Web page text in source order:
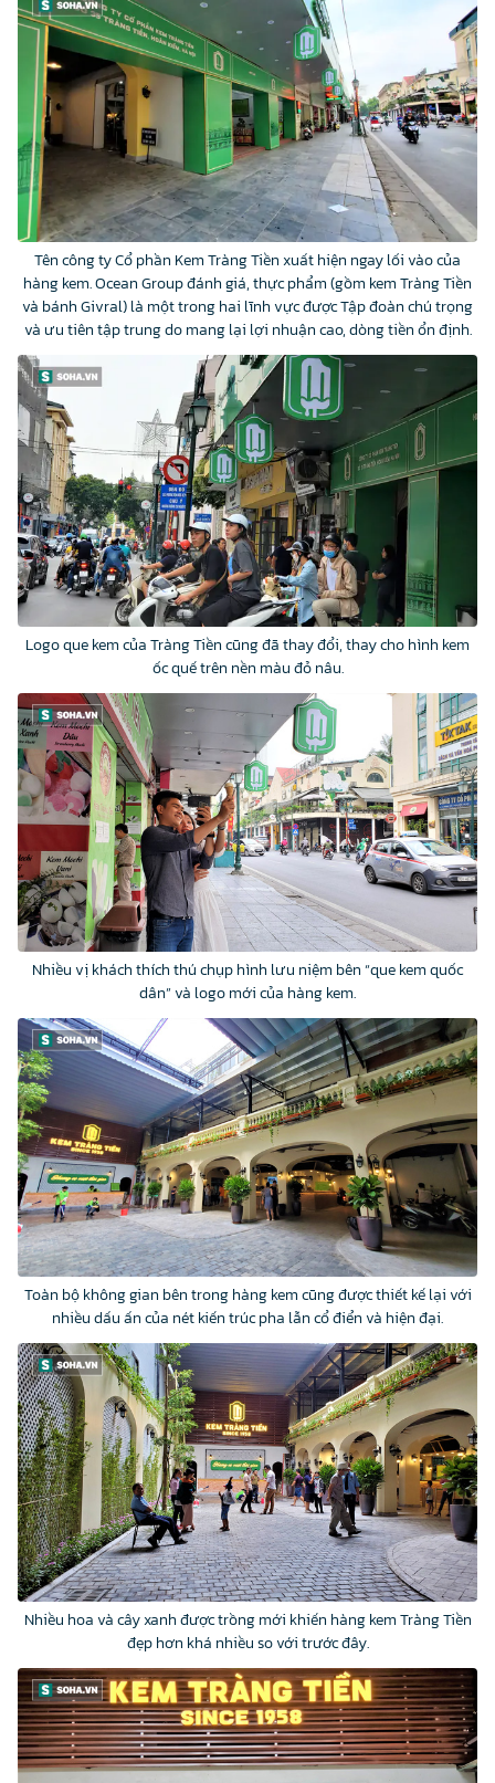
Tên công ty Cổ phần Kem Tràng Tiền xuất hiện ngay lối vào của
hàng kem. Ocean Group đánh giá, thực phẩm (gồm kem Tràng Tiền
và bánh Givral) là một trong hai lĩnh vực được Tập đoàn chú trọng
và ưu tiên tập trung do mang lại lợi nhuận cao, dòng tiền ổn định.
Logo que kem của Tràng Tiền cũng đã thay đổi, thay cho hình kem
ốc quế trên nền màu đỏ nâu.
Nhiều vị khách thích thú chụp hình lưu niệm bên “que kem quốc
dân” và logo mới của hàng kem.
Toàn bộ không gian bên trong hàng kem cũng được thiết kế lại với
nhiều dấu ấn của nét kiến trúc pha lẫn cổ điển và hiện đại.
Nhiều hoa và cây xanh được trồng mới khiến hàng kem Tràng Tiền
đẹp hơn khá nhiều so với trước đây.